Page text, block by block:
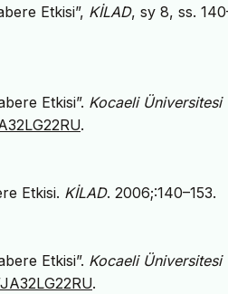
Etkisi”, KİLAD, sy 8, ss.
Etkisi”. Kocaeli Üniversitesi
.
Etkisi. KİLAD. 2006;:140–153.
Etkisi”. Kocaeli Üniversitesi
.